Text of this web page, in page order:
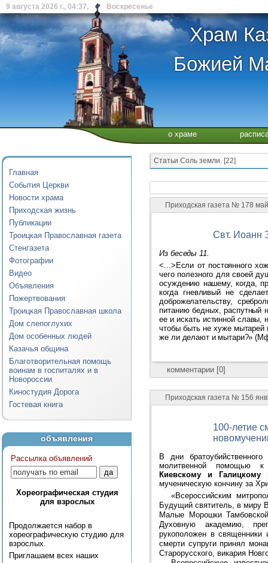
9 августа 2026 г., 04:37, Воскресенье
Храм
Божией
о храме
Главная
События Церкви
Новости храма
Приходская жизнь
Публикации
Троицкая Православная газета
Стенгазета
Фотографии
Видео
Объявления
Пожертвования
Троицкая Православная школа
Дом слепоглухих
Дом особенных людей
Казачья община
Благотворительная помощь
воинам в госпиталях и в
Новороссии
Киностудия Дорога
Гостевая книга
объявления
Рассылка объявлений
Хореографическая студия
для взрослых
Продолжается набор в
хореографическую студию для
взрослых.
Приглашаем всех наших
Статьи Соль земли. [22]
Приходская газета № 178
Свт. Иоанн
Из беседы 11.
<...>Если от постоянного
чего полезного для своей
осуждению нашему, когда,
когда гневливый не
доброжелательству,
питанию бедных, распутный
ее и искать истинной славы,
чтобы быть не хуже
же ли делают и мытари?»
комментарии [0]
Приходская газета № 156
100-летие
В дни
молитвенной помощью
Киевскому и Галицкому
мученическую кончину за
«Всероссийским
Будущий святитель, в миру
Малые Морошки
Духовную академию,
рукоположен в
смерти супруги принял
Старорусского, викария